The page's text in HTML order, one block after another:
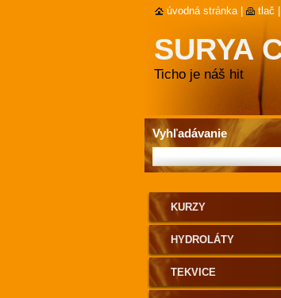
SURYA
Ticho je náš hit
KURZY
HYDROLÁTY
TEKVICE
Vyhľadávanie
úvodná stránka tlač